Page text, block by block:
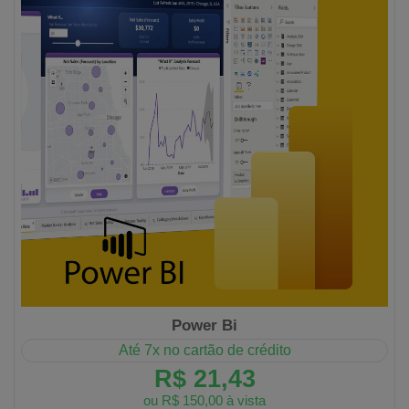
Power Bi
Até 7x no cartão de crédito
R$ 21,43
ou R$ 150,00 à vista